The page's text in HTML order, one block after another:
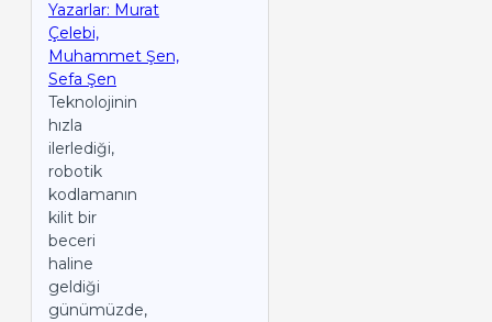
Yazarlar: Murat
Çelebi,
Muhammet Şen,
Sefa Şen
Teknolojinin
hızla
ilerlediği,
robotik
kodlamanın
kilit bir
beceri
haline
geldiği
günümüzde,